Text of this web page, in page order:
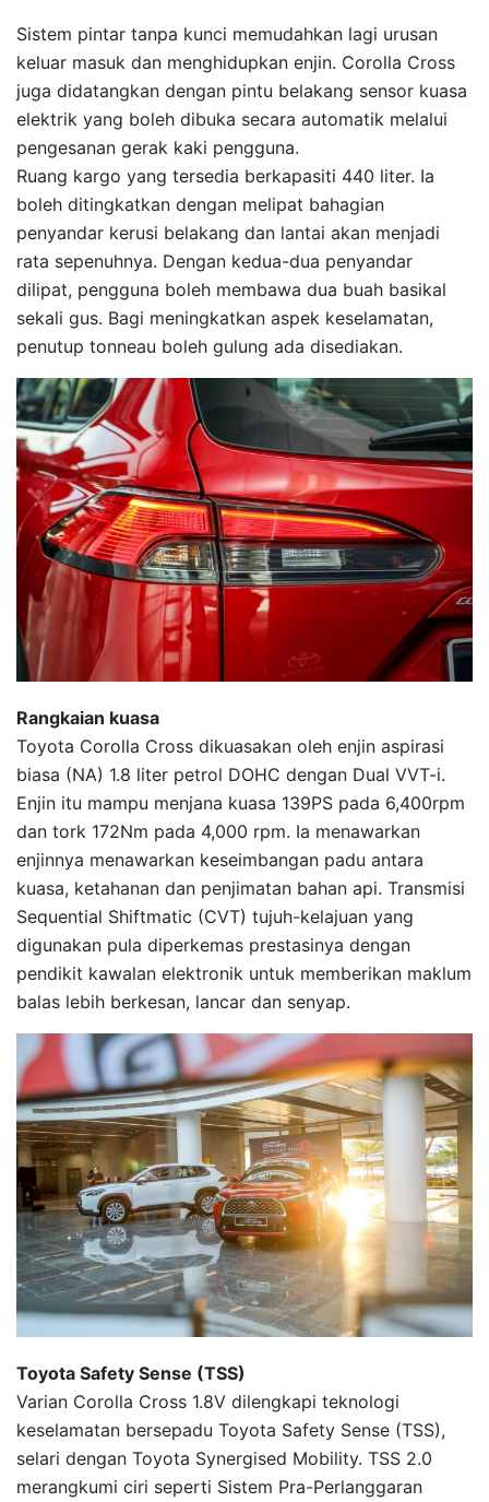
Sistem pintar tanpa kunci memudahkan lagi urusan
keluar masuk dan menghidupkan enjin. Corolla Cross
juga didatangkan dengan pintu belakang sensor kuasa
elektrik yang boleh dibuka secara automatik melalui
pengesanan gerak kaki pengguna.
Ruang kargo yang tersedia berkapasiti 440 liter. Ia
boleh ditingkatkan dengan melipat bahagian
penyandar kerusi belakang dan lantai akan menjadi
rata sepenuhnya. Dengan kedua-dua penyandar
dilipat, pengguna boleh membawa dua buah basikal
sekali gus. Bagi meningkatkan aspek keselamatan,
penutup tonneau boleh gulung ada disediakan.
Rangkaian kuasa
Toyota Corolla Cross dikuasakan oleh enjin aspirasi
biasa (NA) 1.8 liter petrol DOHC dengan Dual VVT-i.
Enjin itu mampu menjana kuasa 139PS pada 6,400rpm
dan tork 172Nm pada 4,000 rpm. Ia menawarkan
enjinnya menawarkan keseimbangan padu antara
kuasa, ketahanan dan penjimatan bahan api. Transmisi
Sequential Shiftmatic (CVT) tujuh-kelajuan yang
digunakan pula diperkemas prestasinya dengan
pendikit kawalan elektronik untuk memberikan maklum
balas lebih berkesan, lancar dan senyap.
Toyota Safety Sense (TSS)
Varian Corolla Cross 1.8V dilengkapi teknologi
keselamatan bersepadu Toyota Safety Sense (TSS),
selari dengan Toyota Synergised Mobility. TSS 2.0
merangkumi ciri seperti Sistem Pra-Perlanggaran